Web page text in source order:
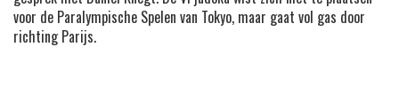
voor de Paralympische Spelen van Tokyo, maar gaat vol gas door
richting Parijs.